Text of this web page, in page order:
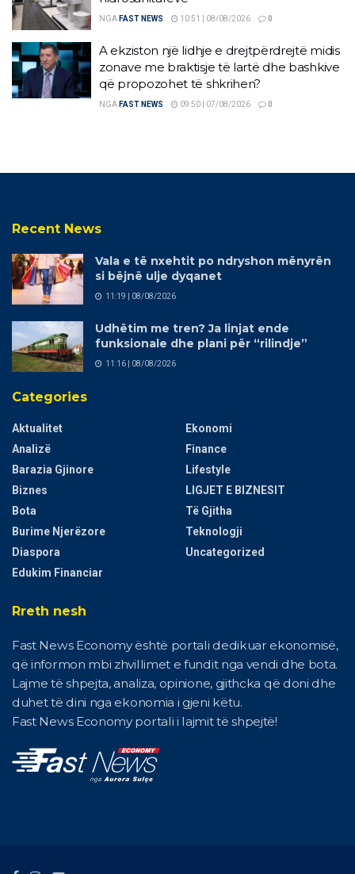
NGA FAST NEWS 10:51 | 08/08/2026 0
A ekziston një lidhje e drejtpërdrejtë midis
zonave me braktisje të lartë dhe bashkive
që propozohet të shkrihen?
NGA FAST NEWS 09:50 | 07/08/2026 0
Recent News
Vala e të nxehtit po ndryshon mënyrën
si bëjnë ulje dyqanet
11:19 | 08/08/2026
Udhëtim me tren? Ja linjat ende
funksionale dhe plani për “rilindje”
11:16 | 08/08/2026
Categories
Aktualitet
Analizë
Barazia Gjinore
Biznes
Bota
Burime Njerëzore
Diaspora
Edukim Financiar
Ekonomi
Finance
Lifestyle
LIGJET E BIZNESIT
Të Gjitha
Teknologji
Uncategorized
Rreth nesh
Fast News Economy është portali dedikuar ekonomisë,
që informon mbi zhvillimet e fundit nga vendi dhe bota.
Lajme të shpejta, analiza, opinione, gjithcka që doni dhe
duhet të dini nga ekonomia i gjeni këtu.
Fast News Economy portali i lajmit të shpejtë!